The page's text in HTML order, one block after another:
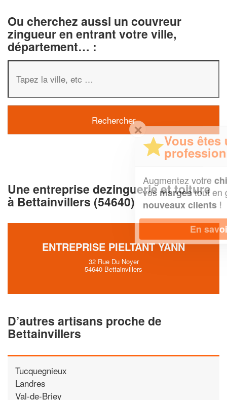
Ou cherchez aussi un couvreur
zingueur en entrant votre ville,
département… :
Une entreprise dezinguerie et toiture
à Bettainvillers (54640)
ENTREPRISE PIELTANT YANN
32 Rue Du Noyer
54640 Bettainvillers
D’autres artisans proche de
Bettainvillers
Tucquegnieux
Landres
Val-de-Briey
✕
Vous êtes un
professionnel ?
chiffre d'affaireset
vosmargestout en gagnant de
nouveaux clients